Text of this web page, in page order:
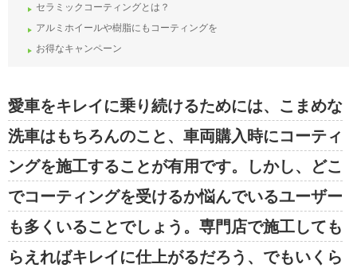
セラミックコーティングとは？
アルミホイールや樹脂にもコーティングを
お得なキャンペーン
愛車をキレイに乗り続けるためには、こまめな
洗車はもちろんのこと、車両購入時にコーティ
ングを施工することが有用です。しかし、どこ
でコーティングを受けるか悩んでいるユーザー
も多くいることでしょう。専門店で施工しても
らえればキレイに仕上がるだろう、でもいくら